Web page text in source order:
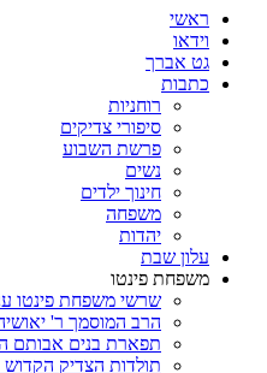
ראשי
וידאו
גט אברך
כתבות
רוחניות
סיפורי צדיקים
פרשת השבוע
נשים
חינוך ילדים
משפחה
יהדות
עלון שבת
משפחת פינטו
שרשי משפחת פינטו
הרב המוסמך ר'
תפארת בנים אבותם
תולדות הצדיק הקדוש